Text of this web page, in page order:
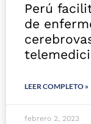
Perú
de
LEER COMPLETO »
febrero 2, 2023